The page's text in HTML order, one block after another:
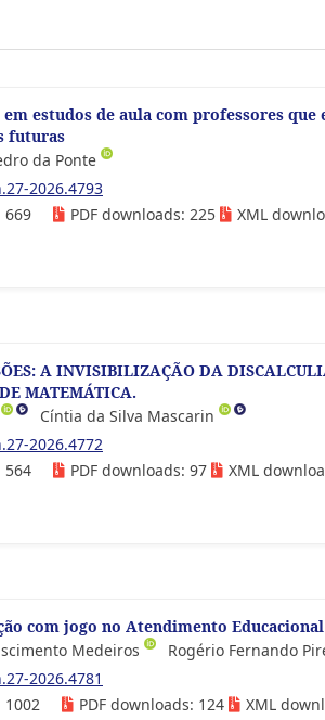
estudos de aula com professores
futuras
da Ponte
2026.4793
669
PDF downloads: 225 XML
A INVISIBILIZAÇÃO DA
MATEMÁTICA.
Cíntia da Silva Mascarin
2026.4772
564
PDF downloads: 97 XML
com jogo no Atendimento
Medeiros
Rogério Fernando
2026.4781
PDF downloads: 124 XML